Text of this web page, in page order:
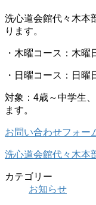
洗心道会館代々木本
ります。
・木曜コース：木曜
・日曜コース：日
対象：4歳～中学生
ます。
お問い合わせフォー
洗心道会館代々木本
カテゴリー
お知らせ